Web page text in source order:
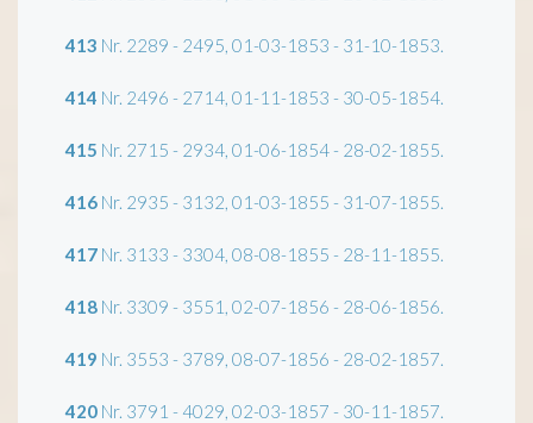
413 Nr. 2289 - 2495, 01-03-1853 - 31-10-1853.
414 Nr. 2496 - 2714, 01-11-1853 - 30-05-1854.
415 Nr. 2715 - 2934, 01-06-1854 - 28-02-1855.
416 Nr. 2935 - 3132, 01-03-1855 - 31-07-1855.
417 Nr. 3133 - 3304, 08-08-1855 - 28-11-1855.
418 Nr. 3309 - 3551, 02-07-1856 - 28-06-1856.
419 Nr. 3553 - 3789, 08-07-1856 - 28-02-1857.
420 Nr. 3791 - 4029, 02-03-1857 - 30-11-1857.